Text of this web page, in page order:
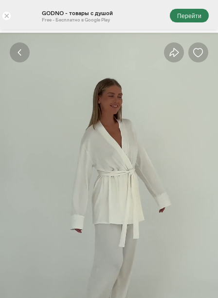
× GODNO - товары с душой
Free - Бесплатно в Google Play
Перейти